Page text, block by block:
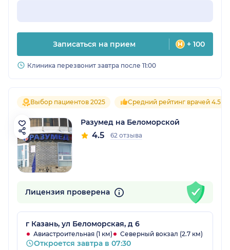
Записаться на прием + 100
Клиника перезвонит завтра после 11:00
Выбор пациентов 2025 Средний рейтинг врачей 4.5
Разумед на Беломорской
4.5 62 отзыва
Лицензия проверена
г Казань, ул Беломорская, д 6
Авиастроительная (1 км) Северный вокзал (2.7 км)
Откроется завтра в 07:30